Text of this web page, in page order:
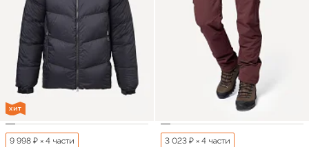
ХИТ
9 998 ₽ × 4 части 3 023 ₽ × 4 части